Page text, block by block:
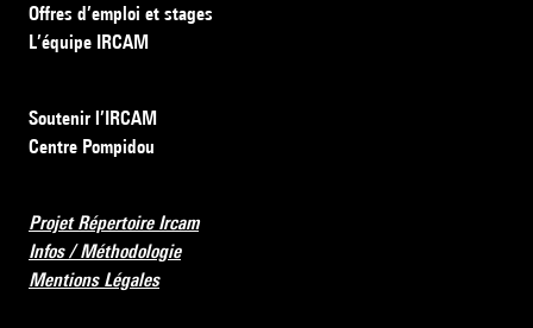
Offres d’emploi et stages
L’équipe IRCAM
Soutenir l’IRCAM
Centre Pompidou
Projet Répertoire Ircam
Infos / Méthodologie
Mentions Légales